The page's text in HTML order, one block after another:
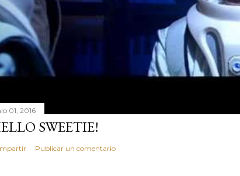
01, 2016
SWEETIE!
Publicar un comentario